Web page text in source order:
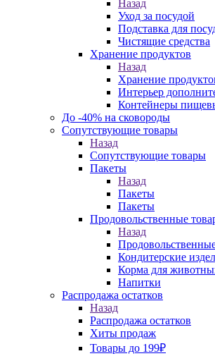
Назад
Уход за посудой
Подставка для
Чистящие средства
Хранение продуктов
Назад
Хранение
Интерьер
Контейнеры
До -40% на сковороды
Сопутствующие товары
Назад
Сопутствующие товары
Пакеты
Назад
Пакеты
Пакеты
Продовольственные
Назад
Кондитерские
Корма для
Напитки
Распродажа остатков
Назад
Распродажа остатков
Хиты продаж
Товары до 199₽